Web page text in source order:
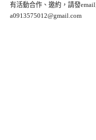
有活動合作、邀約，請發
a0913575012@gmail.com